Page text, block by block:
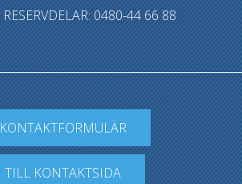
RESERVDELAR: 0480-44 66 88
KONTAKTFORMULÄR
TILL KONTAKTSIDA